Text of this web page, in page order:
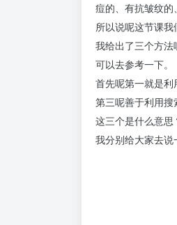
痘的、有抗皱纹的
所以说呢这节课我
我给出了三个方法
可以去参考一下。
首先呢第一就是利
第三呢善于利用搜
这三个是什么意思
我分别给大家去说